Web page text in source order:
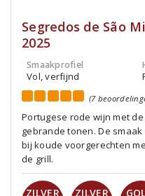
Segredos de São
2025
Smaakprofiel
Vol, verfijnd
(7
Portugese rode wijn met
gebrande tonen. De
bij koude voorgerechten
de grill.
ZILVER ZILVER